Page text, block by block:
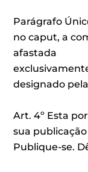
Parágrafo
no caput, a
afastada
designado
Art. 4º Esta
sua publicação
Publique-se.